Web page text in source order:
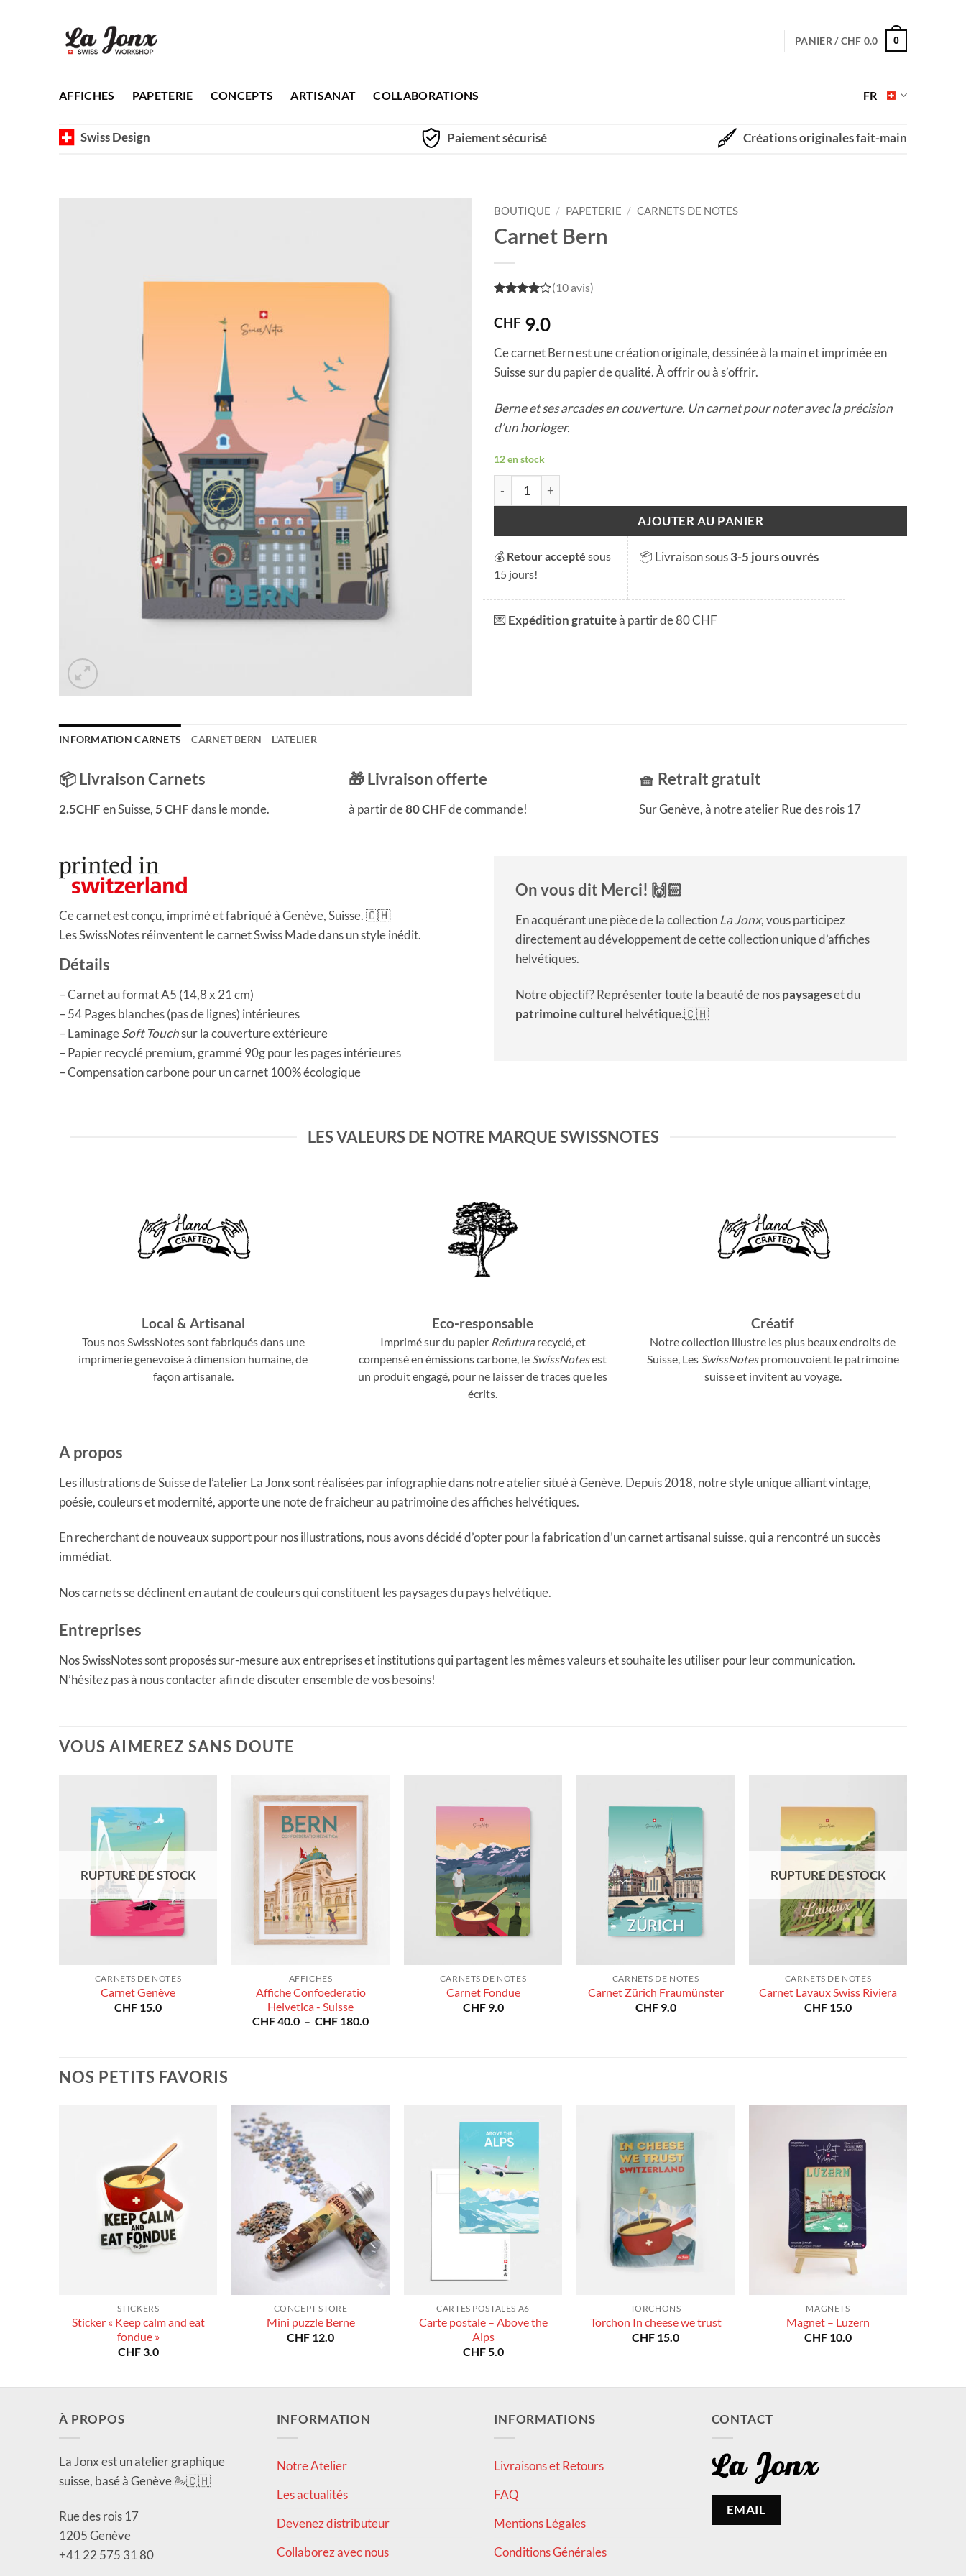
PANIER /CHF 0.0 0
AFFICHES PAPETERIE CONCEPTS ARTISANAT COLLABORATIONS FR
Swiss Design Paiement sécurisé Créations originales fait-main
BOUTIQUE / PAPETERIE / CARNETS DE NOTES
Carnet Bern
5
(10 avis)
CHF 9.0
Ce carnet Bern est une création originale, dessinée à la main et imprimée en
Suisse sur du papier de qualité. À offrir ou à s’offrir.
Berne et ses arcades en couverture. Un carnet pour noter avec la précision
d’un horloger.
12 en stock
quantité de Carnet Bern
AJOUTER AU PANIER
💰 Retour accepté sous
15 jours!
📦 Livraison sous3-5 jours ouvrés
💌Expédition gratuiteà partir de 80 CHF
INFORMATION CARNETS CARNET BERN L'ATELIER
📦 Livraison Carnets
2.5CHFen Suisse,5 CHFdans le monde.
🎁 Livraison offerte
à partir de80 CHFde commande!
🧺 Retrait gratuit
Sur Genève, à notre atelier Rue des rois 17
Ce carnet est conçu, imprimé et fabriqué à Genève, Suisse. 🇨🇭
Les SwissNotes réinventent le carnet Swiss Made dans un style inédit.
Détails
– Carnet au format A5 (14,8 x 21 cm)
– 54 Pages blanches (pas de lignes) intérieures
– LaminageSoft Touchsur la couverture extérieure
– Papier recyclé premium, grammé 90g pour les pages intérieures
– Compensation carbone pour un carnet 100% écologique
On vous dit Merci! 🙌🏻
En acquérant une pièce de la collectionLa Jonx, vous participez
directement au développement de cette collection unique d’affiches
helvétiques.
Notre objectif? Représenter toute la beauté de nospaysageset du
patrimoine culturel helvétique.🇨🇭
LES VALEURS DE NOTRE MARQUE SWISSNOTES
Local & Artisanal
Tous nos SwissNotes sont fabriqués dans une
imprimerie genevoise à dimension humaine, de
façon artisanale.
Eco-responsable
Imprimé sur du papier Refuturarecyclé, et
compensé en émissions carbone, le SwissNotesest
un produit engagé, pour ne laisser de traces que les
écrits.
Créatif
Notre collection illustre les plus beaux endroits de
Suisse, Les SwissNotespromouvoient le patrimoine
suisse et invitent au voyage.
A propos
Les illustrations de Suisse de l’atelier La Jonx sont réalisées par infographie dans notre atelier situé à Genève. Depuis 2018, notre style unique alliant vintage,
poésie, couleurs et modernité, apporte une note de fraicheur au patrimoine des affiches helvétiques.
En recherchant de nouveaux support pour nos illustrations, nous avons décidé d’opter pour la fabrication d’un carnet artisanal suisse, qui a rencontré un succès
immédiat.
Nos carnets se déclinent en autant de couleurs qui constituent les paysages du pays helvétique.
Entreprises
Nos SwissNotes sont proposés sur-mesure aux entreprises et institutions qui partagent les mêmes valeurs et souhaite les utiliser pour leur communication.
N’hésitez pas à nous contacter afin de discuter ensemble de vos besoins!
VOUS AIMEREZ SANS DOUTE
RUPTURE DE STOCK
CARNETS DE NOTES
Carnet Genève
CHF 15.0
AFFICHES
Affiche Confoederatio
Helvetica - Suisse
CHF40.0 – CHF 180.0Plage
CARNETS DE NOTES
Carnet Fondue
CHF9.0
CARNETS DE NOTES
Carnet Zürich Fraumünster
CHF9.0
RUPTURE DE STOCK
CARNETS DE NOTES
Carnet Lavaux Swiss Riviera
CHF 15.0
NOS PETITS FAVORIS
STICKERS
Sticker « Keep calm and eat
fondue »
CHF3.0
CONCEPT STORE
Mini puzzle Berne
CHF 12.0
CARTES POSTALES A6
Carte postale – Above the
Alps
CHF5.0
TORCHONS
Torchon In cheese we trust
CHF 15.0
MAGNETS
Magnet – Luzern
CHF 10.0
À PROPOS
La Jonx est un atelier graphique
suisse, basé à Genève 🦢🇨🇭
Rue des rois 17
1205 Genève
+41 22 575 31 80
INFORMATION
Notre Atelier
Les actualités
Devenez distributeur
Collaborez avec nous
INFORMATIONS
Livraisons et Retours
FAQ
Mentions Légales
Conditions Générales
CONTACT
EMAIL